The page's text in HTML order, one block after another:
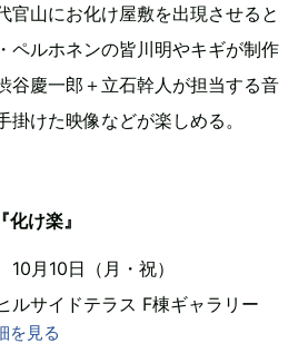
官山にお化け屋敷を出現させると
ペルホネンの皆川明やキギが制作
谷慶一郎＋立石幹人が担当する音
けた映像などが楽しめる。
け楽』
月10日（月・祝）
サイドテラス F棟ギャラリー
を見る